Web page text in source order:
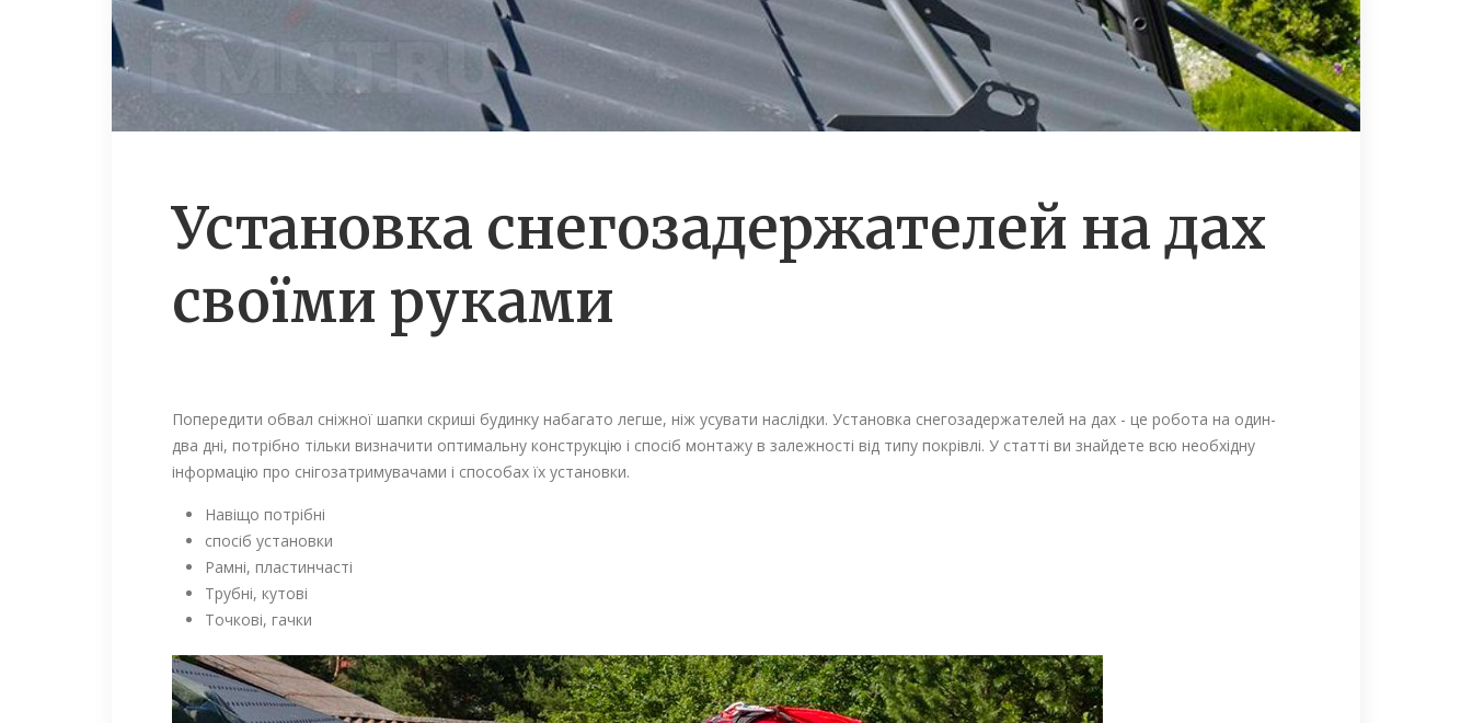
Установка снегозадержателей на дах
своїми руками
Попередити обвал сніжної шапки скриші будинку набагато легше, ніж усувати наслідки. Установка снегозадержателей на дах - це робота на один-
два дні, потрібно тільки визначити оптимальну конструкцію і спосіб монтажу в залежності від типу покрівлі. У статті ви знайдете всю необхідну
інформацію про снігозатримувачами і способах їх установки.
Навіщо потрібні
спосіб установки
Рамні, пластинчасті
Трубні, кутові
Точкові, гачки